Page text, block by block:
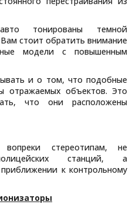
тонированы темной
стоит обратить внимание
модели с повышенным
и о том, что подобные
отражаемых объектов. Это
что они расположены
вопреки стереотипам, не
станций, а
к контрольному